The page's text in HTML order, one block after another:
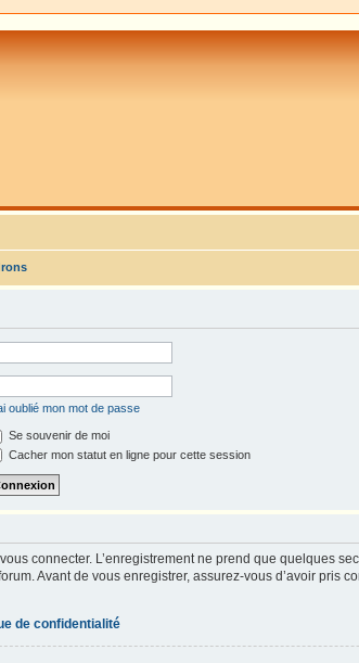
oublié mon mot de passe
Se souvenir de moi
Cacher mon statut en ligne pour cette session
connecter. L’enregistrement ne prend que quelques
Avant de vous enregistrer, assurez-vous d’avoir pris
de confidentialité